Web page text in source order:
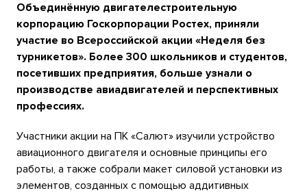
Объединённую двигателестроительную
корпорацию Госкорпорации Ростех, приняли
участие во Всероссийской акции «Неделя без
турникетов». Более 300 школьников и студентов,
посетивших предприятия, больше узнали о
производстве авиадвигателей и перспективных
профессиях.
Участники акции на ПК «Салют» изучили устройство
авиационного двигателя и основные принципы его
работы, а также собрали макет силовой установки из
элементов, созданных с помощью аддитивных